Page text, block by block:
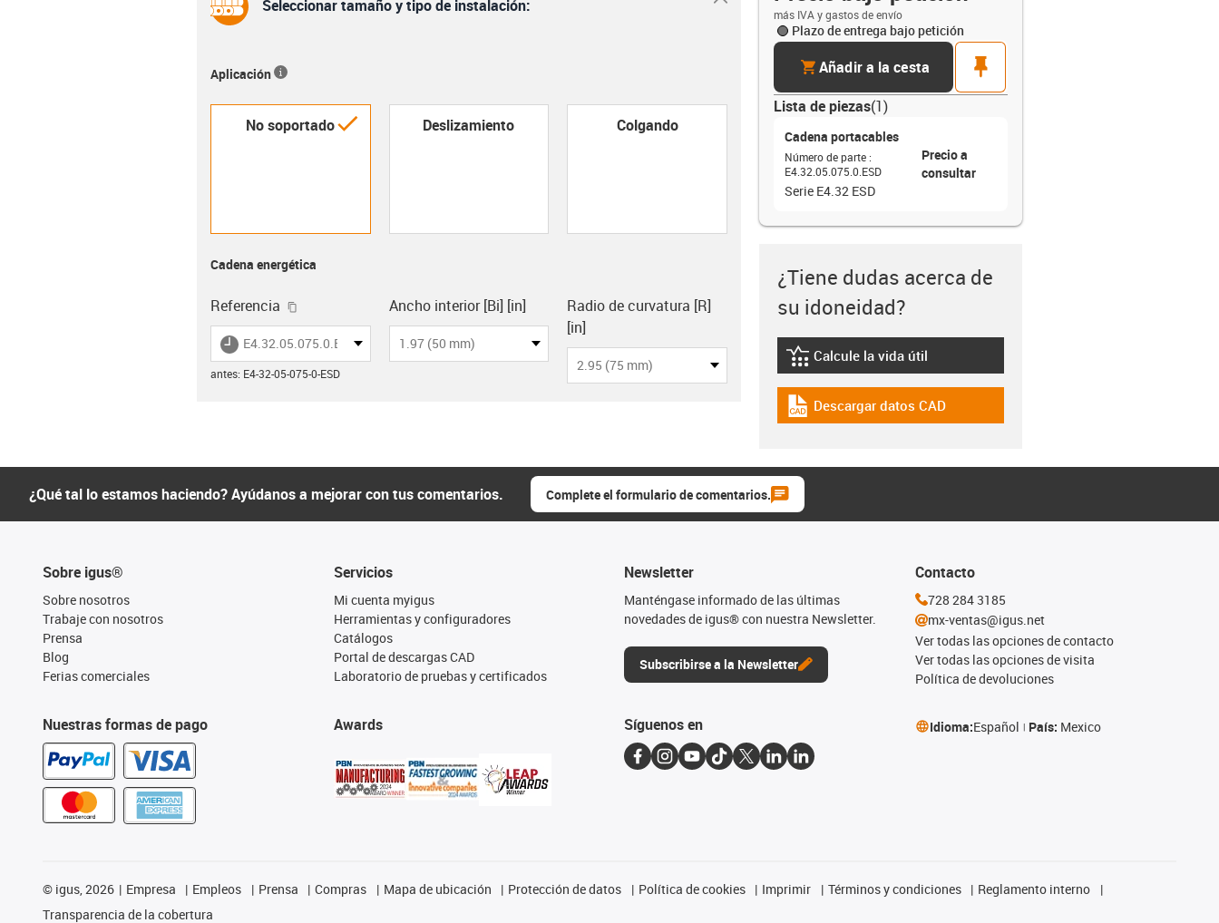
más IVA y gastos de envío
Plazo de entrega bajo petición
cartAñadir a la cesta
pin
Lista de piezas(1)
Cadena portacables
Número de parte :
E4.32.05.075.0.ESD
Precio a
consultar
Serie E4.32 ESD
¿Tiene dudas acerca de
su idoneidad?
igus-icon-lebensdauerrechner
Calcule la vida útil
igus-icon-cad-dateien
Descargar datos CAD
Seleccionar tamaño y tipo de instalación:
Aplicación
igus-icon-check
No soportado Deslizamiento Colgando
Cadena energética
Referencia igus-icon-copy-clipboard
igus-icon-lieferzeit
E4.32.05.075.0.ESD
antes: E4-32-05-075-0-ESD
Ancho interior [Bi] [in]
1.97 (50 mm)
Radio de curvatura [R]
[in]
2.95 (75 mm)
¿Qué tal lo estamos haciendo? Ayúdanos a mejorar con tus comentarios. Complete el formulario de comentarios.
Sobre igus®
Sobre nosotros
Trabaje con nosotros
Prensa
Blog
Ferias comerciales
Nuestras formas de pago
Servicios
Mi cuenta myigus
Herramientas y configuradores
Catálogos
Portal de descargas CAD
Laboratorio de pruebas y certificados
Awards
Newsletter
Manténgase informado de las últimas
novedades de igus® con nuestra Newsletter.
Subscribirse a la Newsletter
Contacto
728 284 3185
mx-ventas@igus.net
Ver todas las opciones de contacto
Ver todas las opciones de visita
Política de devoluciones
Síguenos en Idioma:Español País: Mexico
© igus, 2026 Empresa Empleos Prensa Compras Mapa de ubicación Protección de datos Política de cookies Imprimir Términos y condiciones
Reglamento interno
Transparencia de la cobertura